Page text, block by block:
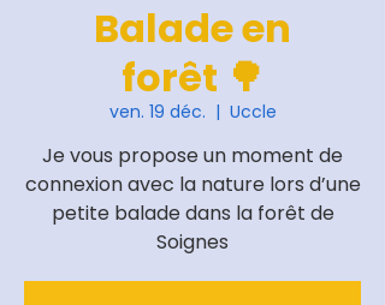
Balade en
forêt 🌳
ven. 19 déc.
  |
Uccle
Je vous propose un moment de
connexion avec la nature lors d’une
petite balade dans la forêt de
Soignes